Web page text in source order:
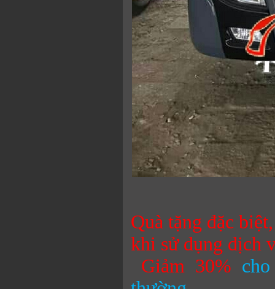
Quà tặng đặc
khi sử dụng dịch
Giảm 30%